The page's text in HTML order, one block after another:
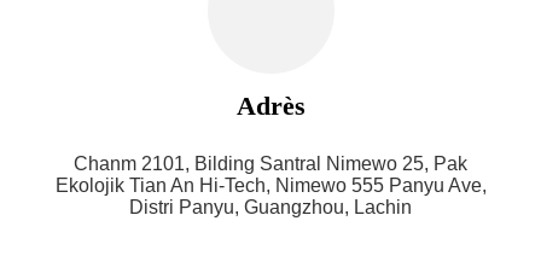
Adrès
Chanm 2101, Bilding Santral Nimewo 25, Pak
Ekolojik Tian An Hi-Tech, Nimewo 555 Panyu Ave,
Distri Panyu, Guangzhou, Lachin